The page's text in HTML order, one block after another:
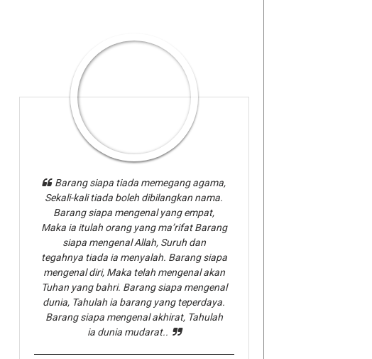
Barang siapa tiada memegang agama,
Sekali-kali tiada boleh dibilangkan nama.
Barang siapa mengenal yang empat,
Maka ia itulah orang yang ma’rifat Barang
siapa mengenal Allah, Suruh dan
tegahnya tiada ia menyalah. Barang siapa
mengenal diri, Maka telah mengenal akan
Tuhan yang bahri. Barang siapa mengenal
dunia, Tahulah ia barang yang teperdaya.
Barang siapa mengenal akhirat, Tahulah
ia dunia mudarat..